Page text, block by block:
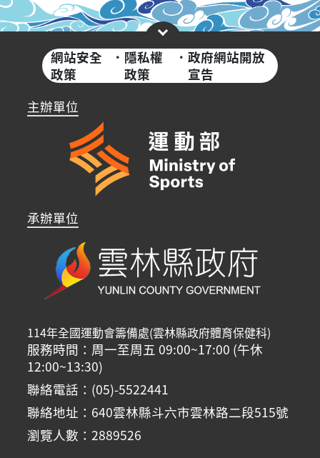
網站安全
政策
· 隱私權
政策
·政府網站開放
宣告
主辦單位
承辦單位
114年全國運動會籌備處(雲林縣政府體育保健科)
服務時間：周一至周五 09:00~17:00 (午休
12:00~13:30)
聯絡電話：(05)-5522441
聯絡地址：640雲林縣斗六市雲林路二段515號
瀏覽人數：2889526